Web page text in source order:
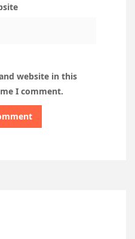
website in this
I comment.